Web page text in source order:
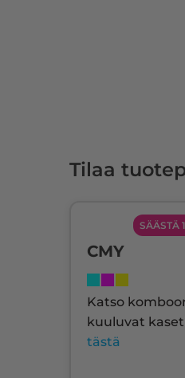
Tilaa
SÄÄSTÄ
CMY
Katso
kuuluvat
tästä